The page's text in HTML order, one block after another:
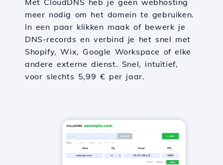
Met CloudDNS heb je geen webhosting
meer nodig om het domein te gebruiken.
In een paar klikken maak of bewerk je
DNS-records en verbind je het snel met
Shopify, Wix, Google Workspace of elke
andere externe dienst. Snel, intuïtief,
voor slechts 5,99 € per jaar.